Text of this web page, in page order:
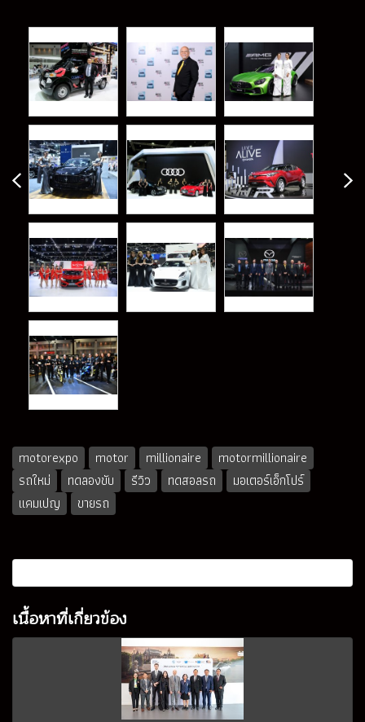
motorexpo motor millionaire
motormillionaire
รถใหม่
ทดลองขับ รีวิว ทดสอลรถ
มอเตอร์เอ็กโปร์
แคมเปญ
ขายรถ
เนื้อหาที่เกี่ยวข้อง